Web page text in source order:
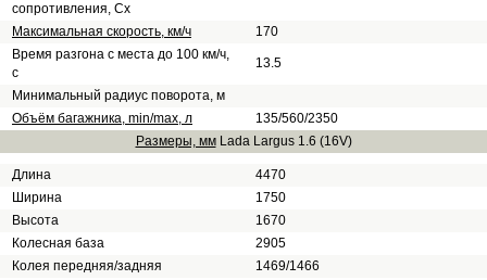
сопротивления, Сх
Максимальная скорость, км/ч
170
Время разгона с места до 100 км/ч,
с
13.5
Минимальный радиус поворота, м
Объём багажника, min/max, л
135/560/2350
Размеры, ммLada Largus 1.6 (16V)
Длина
4470
Ширина
1750
Высота
1670
Колесная база
2905
Колея передняя/задняя
1469/1466